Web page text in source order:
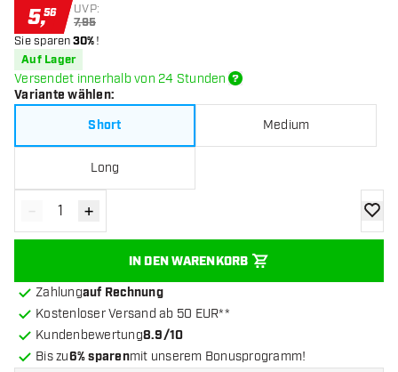
5,56 UVP:
7,95
Sie sparen30%!
Auf Lager
Versendet innerhalb von 24 Stunden
Variante wählen:
Short
Medium
Long
Menge verringern
- Menge erhöhen
+
IN DEN WARENKORB
Zur
Zahlungauf Rechnung
Kostenloser Versand ab 50 EUR**
Kundenbewertung8.9/10
Bis zu6% sparenmit unserem Bonusprogramm!